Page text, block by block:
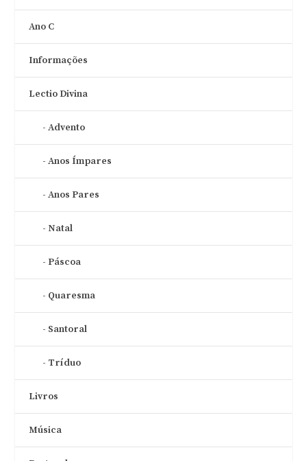
Ano C
Informações
Lectio Divina
Advento
Anos Ímpares
Anos Pares
Natal
Páscoa
Quaresma
Santoral
Tríduo
Livros
Música